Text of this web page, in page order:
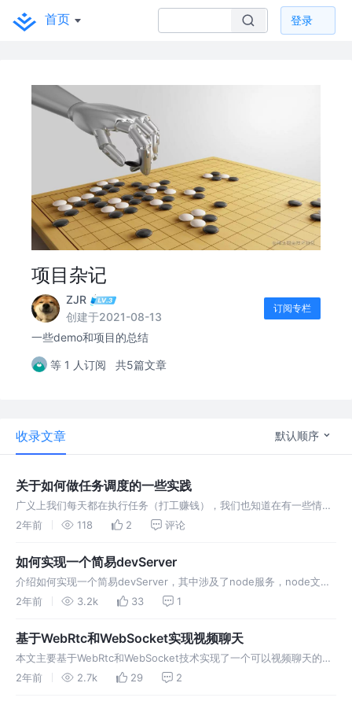
首页 登录
项目杂记
ZJR
创建于2021-08-13
订阅专栏
一些demo和项目的总结
等 1 人订阅 共5篇文章
收录文章 默认顺序
关于如何做任务调度的一些实践
广义上我们每天都在执行任务（打工赚钱），我们也知道在有一些情况
下我们执行任务并不是简单的执行，我们需要去调度任务，也许是使用
调。
2年前 118 2 评论
如何实现一个简易devServer
介绍如何实现一个简易devServer，其中涉及了node服务，node文件
读写，websocket等知识
2年前 3.2k 33 1
基于WebRtc和WebSocket实现视频聊天
本文主要基于WebRtc和WebSocket技术实现了一个可以视频聊天的
web网页，其中涉及了WebRtc，WebScoket，node服务以及React相
2年前 2.7k 29 2